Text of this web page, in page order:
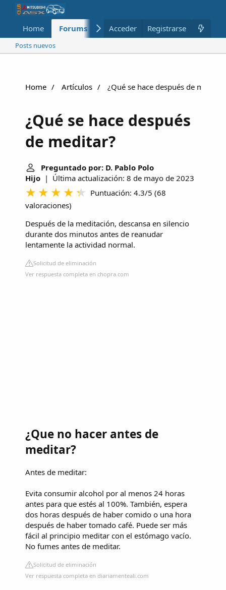
Home Forums Nuevo Miembros
Acceder Registrarse
Posts nuevos
Home Artículos ¿Qué se hace después de
¿Qué se hace después
de meditar?
Preguntado por: D. Pablo Polo
Hijo | Última actualización: 8 de mayo de 2023
Puntuación: 4.3/5 (68
valoraciones)
Después de la meditación, descansa en silencio
durante dos minutos antes de reanudar
lentamente la actividad normal.
Solicitud de eliminación
Ver respuesta completa en chopra.com
¿Que no hacer antes de
meditar?
Antes de meditar:
Evita consumir alcohol por al menos 24 horas
antes para que estés al 100%. También, espera
dos horas después de haber comido o una hora
después de haber tomado café. Puede ser más
fácil al principio meditar con el estómago vacío.
No fumes antes de meditar.
Solicitud de eliminación
Ver respuesta completa en diariamenteali.com